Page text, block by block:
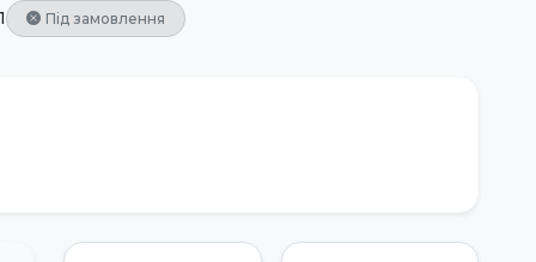
Під замовлення